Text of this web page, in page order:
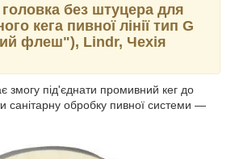
без штуцера для
кега пивної лінії тип G
флеш"), Lindr, Чехія
змогу під'єднати промивний кег до
санітарну обробку пивної системи —